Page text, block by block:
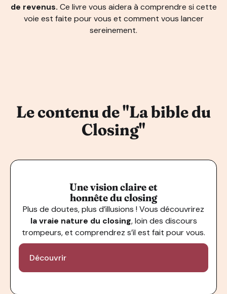
de revenus. Ce livre vous aidera à comprendre si cette
voie est faite pour vous et comment vous lancer
sereinement.
Le contenu de "La bible du
Closing"
Une vision claire et
honnête du closing
Plus de doutes, plus d’illusions ! Vous découvrirez
la vraie nature du closing, loin des discours
trompeurs, et comprendrez s’il est fait pour vous.
Découvrir